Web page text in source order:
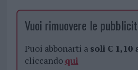
Vuoi rimuovere le
Puoi abbonarti a soli € 1,10
cliccando qui